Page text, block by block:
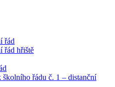
řád
řád hřiště
školního řádu č. 1 – distanční